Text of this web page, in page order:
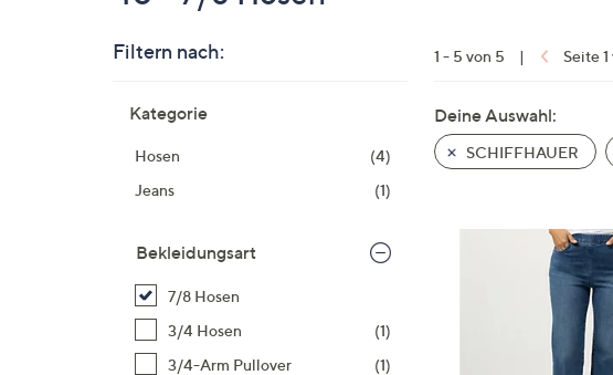
und
unten
oder
wischen
Filtern nach:
Produktliste
Kategorie
Hosen
(4)
Jeans
(1)
Bekleidungsart
7/8 Hosen
3/4 Hosen
(1)
3/4-Arm Pullover
(1)
1 - 5 von 5 | Seite 1
Deine Auswahl:
SCHIFFHAUER